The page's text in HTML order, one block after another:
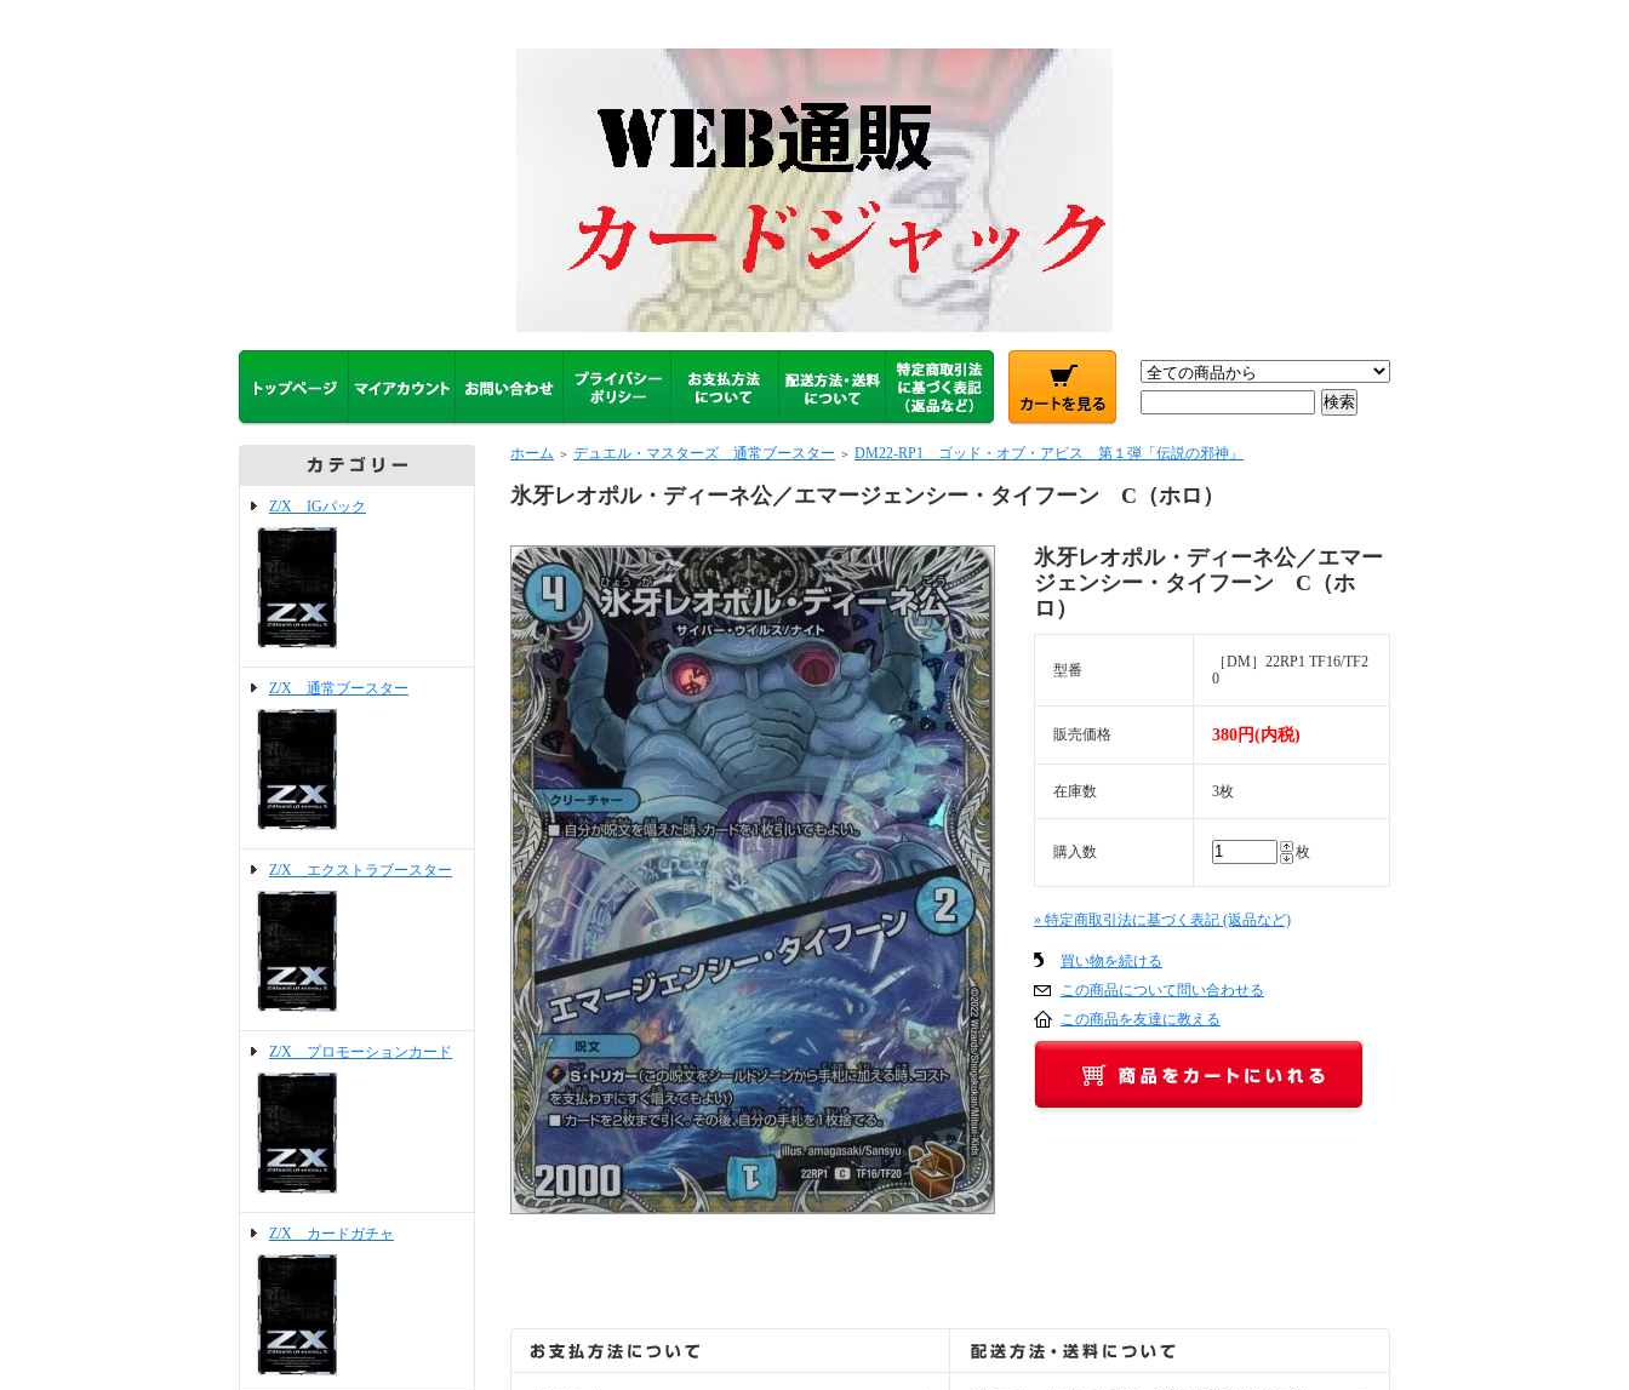
Z/X IGパック
Z/X 通常ブースター
Z/X エクストラブースター
Z/X プロモーションカード
Z/X カードガチャ
ホーム ＞ デュエル・マスターズ 通常ブースター ＞ DM22-RP1 ゴッド・オブ・アビス 第１弾「伝説の邪神」
氷牙レオポル・ディーネ公／エマージェンシー・タイフーン C（ホロ）
氷牙レオポル・ディーネ公／エマー
ジェンシー・タイフーン C（ホ
ロ）
型番
［DM］22RP1 TF16/TF2
0
販売価格 380円(内税)
在庫数 3枚
購入数 枚
» 特定商取引法に基づく表記 (返品など)
買い物を続ける
この商品について問い合わせる
この商品を友達に教える